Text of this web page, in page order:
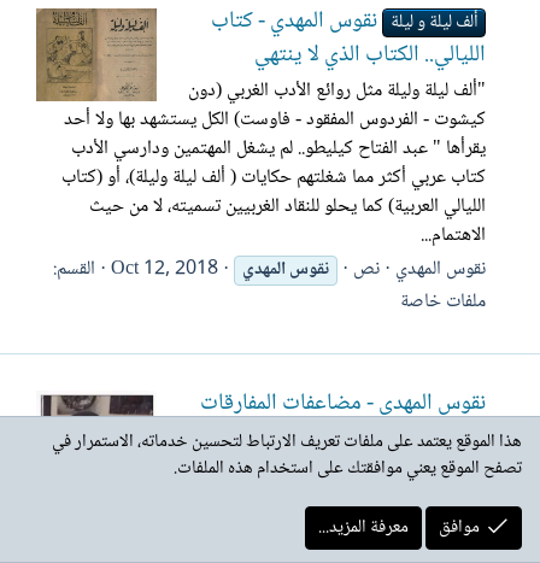
ألف ليلة و ليلة نقوس المهدي - كتاب
الليالي.. الكتاب الذي لا ينتهي
"ألف ليلة وليلة مثل روائع الأدب الغربي (دون
كيشوت - الفردوس المفقود - فاوست) الكل يستشهد بها ولا أحد
يقرأها " عبد الفتاح كيليطو.. لم يشغل المهتمين ودارسي الأدب
كتاب عربي أكثر مما شغلتهم حكايات ( ألف ليلة وليلة)، أو (كتاب
الليالي العربية) كما يحلو للنقاد الغربيين تسميته، لا من حيث
الاهتمام...
نقوس المهدي نص نقوسالمهدي Oct 12, 2018 القسم:
ملفات خاصة
نقوس المهدي - مضاعفات المفارقات
اللغوية..
تجرنا قضية رفض اعتماد السفير الباكستاني "
توثرا دبلوماسيا بين دول الخليج وإسلام آباد،
هذا الموقع يعتمد على ملفات تعريف الارتباط لتحسين خدماته، الاستمرار في
تصفح الموقع يعني موافقتك على استخدام هذه الملفات.
موافق
معرفة المزيد...